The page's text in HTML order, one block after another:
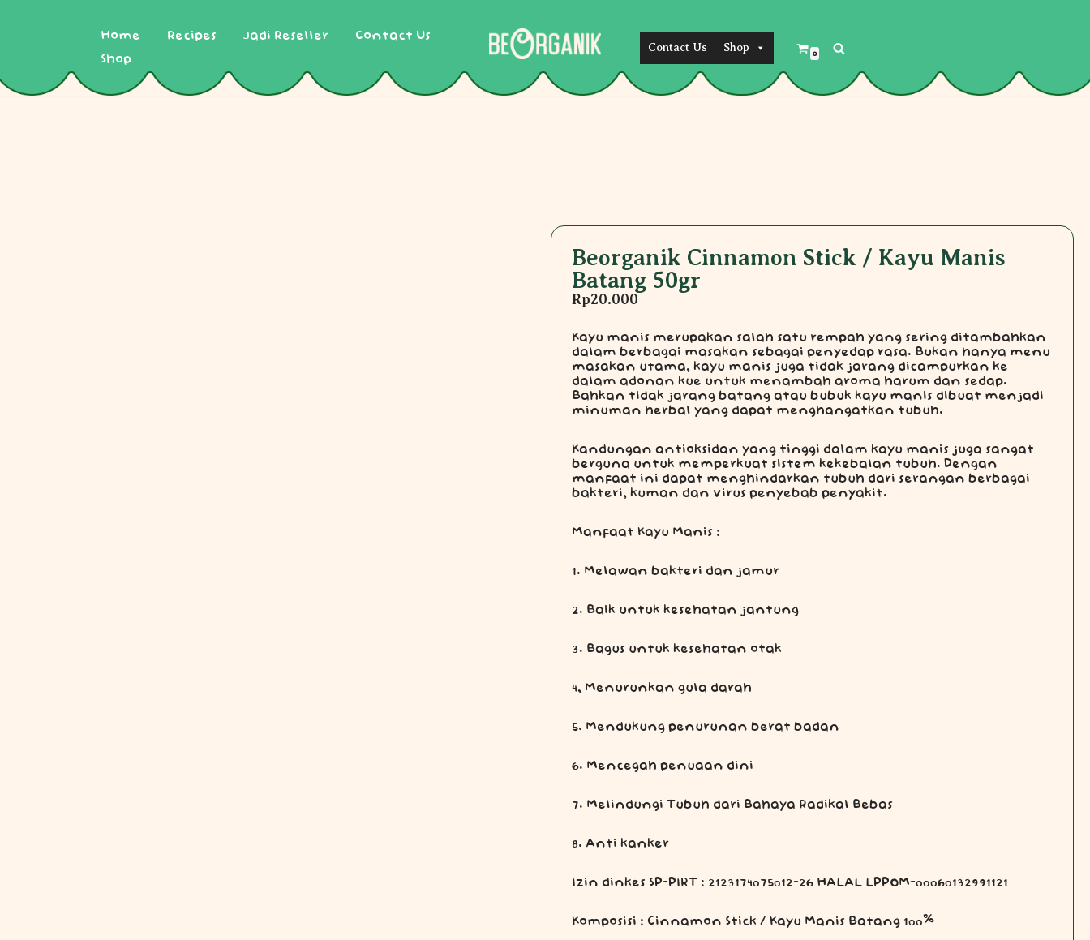
content
Home Recipes Jadi Reseller
Contact Us
Shop
Contact Us Shop 0
Beorganik Cinnamon Stick / Kayu Manis
Batang 50gr
Rp20.000
Kayu manis merupakan salah satu rempah yang sering ditambahkan
dalam berbagai masakan sebagai penyedap rasa. Bukan hanya menu
masakan utama, kayu manis juga tidak jarang dicampurkan ke
dalam adonan kue untuk menambah aroma harum dan sedap.
Bahkan tidak jarang batang atau bubuk kayu manis dibuat menjadi
minuman herbal yang dapat menghangatkan tubuh.
Kandungan antioksidan yang tinggi dalam kayu manis juga sangat
berguna untuk memperkuat sistem kekebalan tubuh. Dengan
manfaat ini dapat menghindarkan tubuh dari serangan berbagai
bakteri, kuman dan virus penyebab penyakit.
Manfaat Kayu Manis :
1. Melawan bakteri dan jamur
2. Baik untuk kesehatan jantung
3. Bagus untuk kesehatan otak
4, Menurunkan gula darah
5. Mendukung penurunan berat badan
6. Mencegah penuaan dini
7. Melindungi Tubuh dari Bahaya Radikal Bebas
8. Anti kanker
Izin dinkes SP-PIRT : 2123174075012-26 HALAL LPPOM-00060132991121
Komposisi : Cinnamon Stick / Kayu Manis Batang 100%